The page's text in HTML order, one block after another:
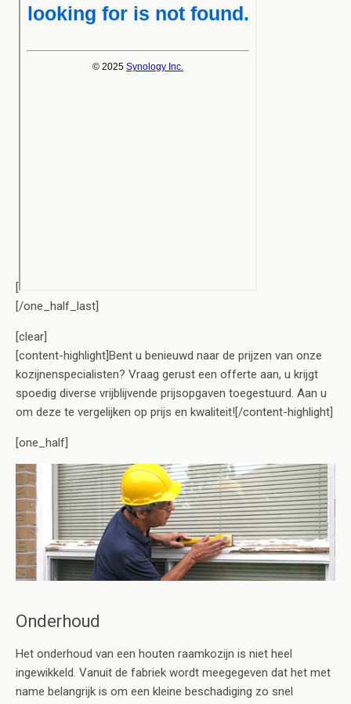
[
[/one_half_last]
[clear]
[content-highlight]Bent u benieuwd naar de prijzen van onze
kozijnenspecialisten? Vraag gerust een offerte aan, u krijgt
spoedig diverse vrijblijvende prijsopgaven toegestuurd. Aan u
om deze te vergelijken op prijs en kwaliteit![/content-highlight]
[one_half]
Onderhoud
Het onderhoud van een houten raamkozijn is niet heel
ingewikkeld. Vanuit de fabriek wordt meegegeven dat het met
name belangrijk is om een kleine beschadiging zo snel